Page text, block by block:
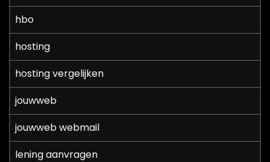
hbo
hosting
hosting vergelijken
jouwweb
jouwweb webmail
lening aanvragen